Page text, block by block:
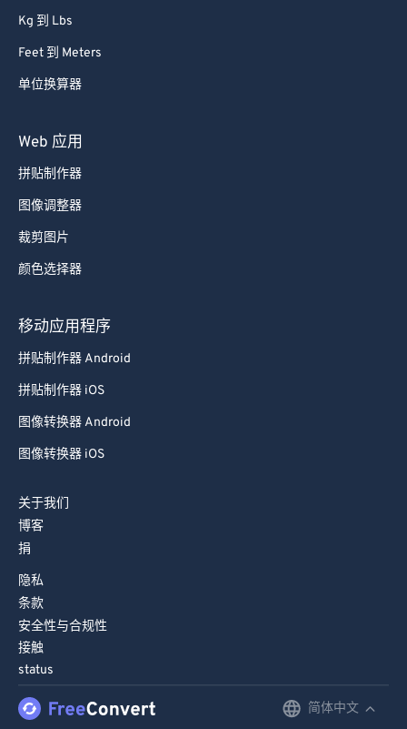
Kg 到 Lbs
Feet 到 Meters
单位换算器
Web 应用
拼贴制作器
图像调整器
裁剪图片
颜色选择器
移动应用程序
拼贴制作器 Android
拼贴制作器 iOS
图像转换器 Android
图像转换器 iOS
关于我们
博客
捐
隐私
条款
安全性与合规性
接触
status
简体中文